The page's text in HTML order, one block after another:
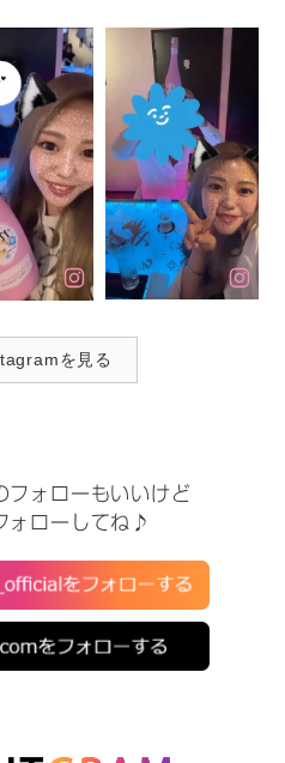
を見る
ォローもいいけど
ォローしてね♪